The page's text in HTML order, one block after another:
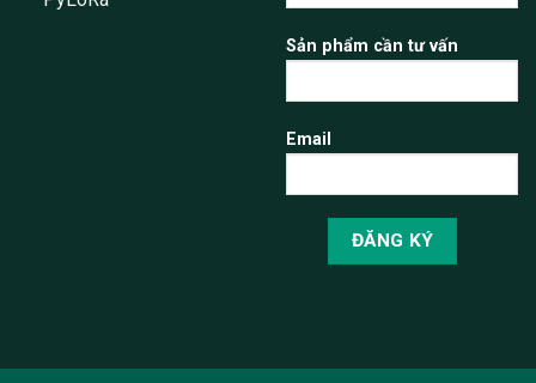
Sản phẩm cần tư vấn
Email